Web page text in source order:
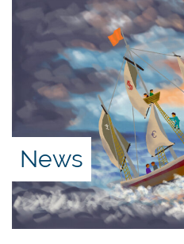
News